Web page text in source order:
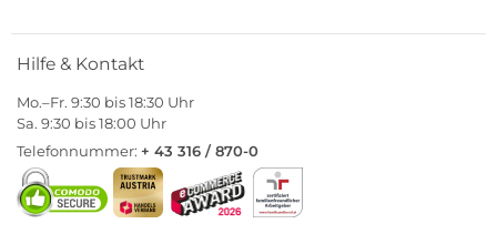
Hilfe & Kontakt
Mo.–Fr. 9:30 bis 18:30 Uhr
Sa. 9:30 bis 18:00 Uhr
Telefonnummer: + 43 316 / 870-0